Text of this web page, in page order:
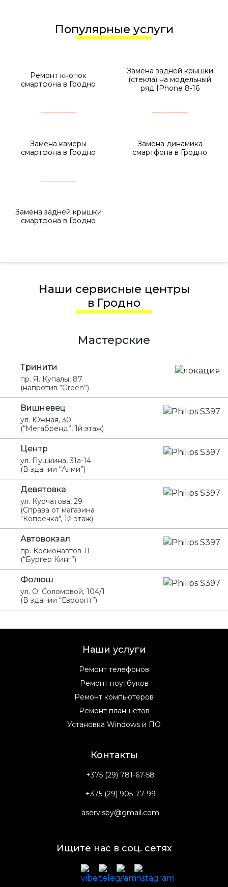
Популярные услуги
Ремонт кнопок
смартфона в Гродно
Замена задней крышки
(стекла) на модельный
ряд IPhone 8-16
Замена камеры
смартфона в Гродно
Замена динамика
смартфона в Гродно
Замена задней крышки
смартфона в Гродно
Наши сервисные центры
в Гродно
Мастерские
Тринити
пр. Я. Купалы, 87
(напротив “Green”)
Вишневец
ул. Южная, 30
(“Мегабренд”, 1й этаж)
Центр
ул. Пушкина, 31а-14
(В здании “Алми”)
Девятовка
ул. Курчатова, 29
(Справа от магазина
"Копеечка", 1й этаж)
Автовокзал
пр. Космонавтов 11
(“Бургер Кинг”)
Фолюш
ул. О. Соломовой, 104/1
(В здании “Евроопт”)
Наши услуги
Ремонт телефонов
Ремонт ноутбуков
Ремонт компьютеров
Ремонт планшетов
Установка Windows и ПО
Контакты
+375 (29) 781-67-58
+375 (29) 905-77-99
aservisby@gmail.com
Ищите нас в соц. сетях